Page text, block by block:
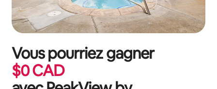
Vous pourriez gagner
$0CAD